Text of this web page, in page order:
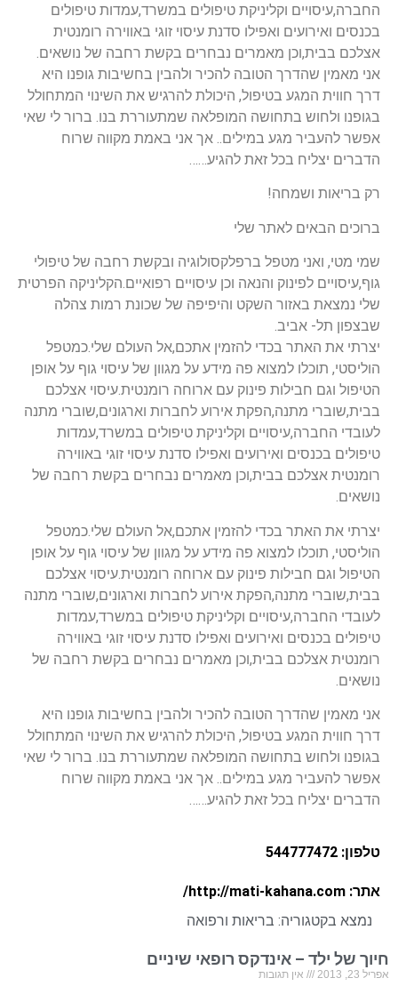
החברה,עיסויים וקליניקת טיפולים במשרד,עמדות טיפולים
בכנסים ואירועים ואפילו סדנת עיסוי זוגי באווירה רומנטית
אצלכם בבית,וכן מאמרים נבחרים בקשת רחבה של נושאים.
אני מאמין שהדרך הטובה להכיר ולהבין בחשיבות גופנו היא
דרך חווית המגע בטיפול, היכולת להרגיש את השינוי המתחולל
בגופנו ולחוש בתחושה המופלאה שמתעוררת בנו. ברור לי שאי
אפשר להעביר מגע במילים.. אך אני באמת מקווה שרוח
הדברים יצליח בכל זאת להגיע……
רק בריאות ושמחה!
ברוכים הבאים לאתר שלי
שמי מטי, ואני מטפל ברפלקסולוגיה ובקשת רחבה של טיפולי
גוף,עיסויים לפינוק והנאה וכן עיסויים רפואיים.הקליניקה הפרטית
שלי נמצאת באזור השקט והיפיפה של שכונת רמות צהלה
שבצפון תל- אביב.
יצרתי את האתר בכדי להזמין אתכם,אל העולם שלי.כמטפל
הוליסטי, תוכלו למצוא פה מידע על מגוון של עיסוי גוף על אופן
הטיפול וגם חבילות פינוק עם ארוחה רומנטית.עיסוי אצלכם
בבית,שוברי מתנה,הפקת אירוע לחברות וארגונים,שוברי מתנה
לעובדי החברה,עיסויים וקליניקת טיפולים במשרד,עמדות
טיפולים בכנסים ואירועים ואפילו סדנת עיסוי זוגי באווירה
רומנטית אצלכם בבית,וכן מאמרים נבחרים בקשת רחבה של
נושאים.
יצרתי את האתר בכדי להזמין אתכם,אל העולם שלי.כמטפל
הוליסטי, תוכלו למצוא פה מידע על מגוון של עיסוי גוף על אופן
הטיפול וגם חבילות פינוק עם ארוחה רומנטית.עיסוי אצלכם
בבית,שוברי מתנה,הפקת אירוע לחברות וארגונים,שוברי מתנה
לעובדי החברה,עיסויים וקליניקת טיפולים במשרד,עמדות
טיפולים בכנסים ואירועים ואפילו סדנת עיסוי זוגי באווירה
רומנטית אצלכם בבית,וכן מאמרים נבחרים בקשת רחבה של
נושאים.
אני מאמין שהדרך הטובה להכיר ולהבין בחשיבות גופנו היא
דרך חווית המגע בטיפול, היכולת להרגיש את השינוי המתחולל
בגופנו ולחוש בתחושה המופלאה שמתעוררת בנו. ברור לי שאי
אפשר להעביר מגע במילים.. אך אני באמת מקווה שרוח
הדברים יצליח בכל זאת להגיע……
טלפון: 544777472
אתר: http://mati-kahana.com/
נמצא בקטגוריה: בריאות ורפואה
חיוך של ילד – אינדקס רופאי שיניים
אפריל 23, 2013 אין תגובות